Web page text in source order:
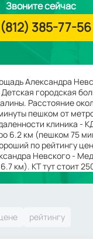
Александра
городская
Расстояние
пешком от
клиника -
6.2 км (пешком 75
по рейтингу
Невского -
км). КТ тут стоит
Звоните сейчас
385-77-56